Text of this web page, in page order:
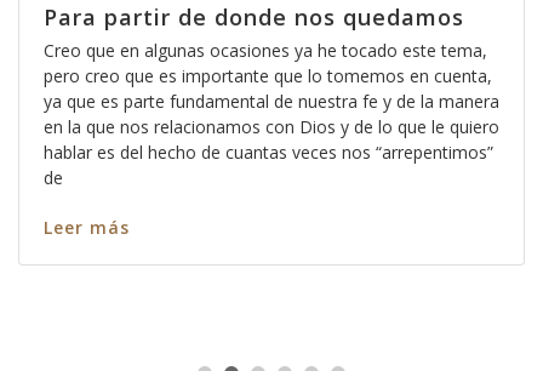
Para partir de donde nos quedamos
Creo que en algunas ocasiones ya he tocado este tema,
pero creo que es importante que lo tomemos en cuenta,
ya que es parte fundamental de nuestra fe y de la manera
en la que nos relacionamos con Dios y de lo que le quiero
hablar es del hecho de cuantas veces nos “arrepentimos”
de
Leer más